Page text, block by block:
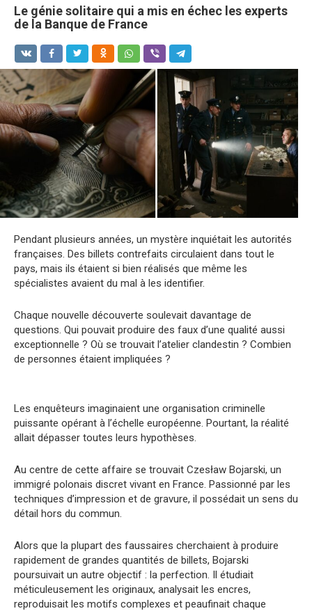
Le génie solitaire qui a mis en échec les experts
de la Banque de France
Pendant plusieurs années, un mystère inquiétait les autorités
françaises. Des billets contrefaits circulaient dans tout le
pays, mais ils étaient si bien réalisés que même les
spécialistes avaient du mal à les identifier.
Chaque nouvelle découverte soulevait davantage de
questions. Qui pouvait produire des faux d’une qualité aussi
exceptionnelle ? Où se trouvait l’atelier clandestin ? Combien
de personnes étaient impliquées ?
Les enquêteurs imaginaient une organisation criminelle
puissante opérant à l’échelle européenne. Pourtant, la réalité
allait dépasser toutes leurs hypothèses.
Au centre de cette affaire se trouvait Czesław Bojarski, un
immigré polonais discret vivant en France. Passionné par les
techniques d’impression et de gravure, il possédait un sens du
détail hors du commun.
Alors que la plupart des faussaires cherchaient à produire
rapidement de grandes quantités de billets, Bojarski
poursuivait un autre objectif : la perfection. Il étudiait
méticuleusement les originaux, analysait les encres,
reproduisait les motifs complexes et peaufinait chaque